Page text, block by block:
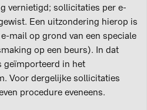
vernietigd; sollicitaties per e-
Een uitzondering hierop is
mail op grond van een speciale
op een beurs). In dat
geïmporteerd in het
Voor dergelijke sollicitaties
procedure eveneens.